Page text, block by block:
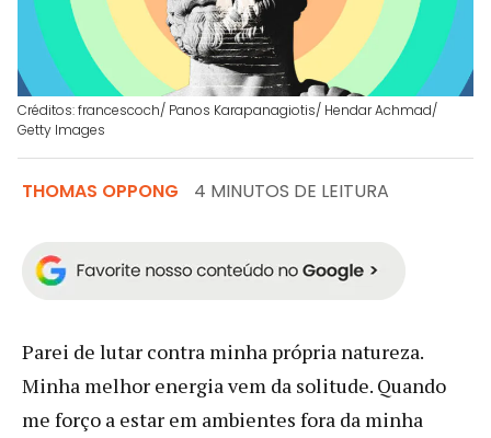
Créditos: francescoch/ Panos Karapanagiotis/ Hendar Achmad/
Getty Images
THOMAS OPPONG 4 MINUTOS DE LEITURA
Parei de lutar contra minha própria natureza.
Minha melhor energia vem da solitude. Quando
me forço a estar em ambientes fora da minha